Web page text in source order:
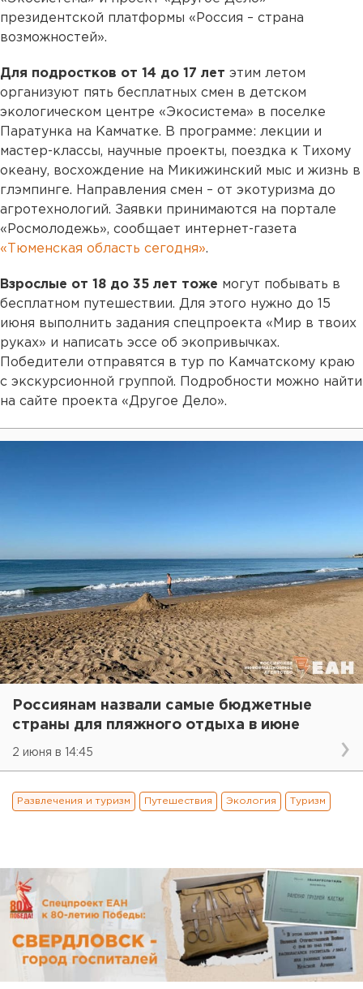
президентской платформы «Россия – страна
возможностей».
Для подростков от 14 до 17 лет этим летом
организуют пять бесплатных смен в детском
экологическом центре «Экосистема» в поселке
Паратунка на Камчатке. В программе: лекции и
мастер-классы, научные проекты, поездка к Тихому
океану, восхождение на Микижинский мыс и жизнь в
глэмпинге. Направления смен – от экотуризма до
агротехнологий. Заявки принимаются на портале
«Росмолодежь», сообщает интернет-газета
«Тюменская область сегодня».
Взрослые от 18 до 35 лет тоже могут побывать в
бесплатном путешествии. Для этого нужно до 15
июня выполнить задания спецпроекта «Мир в твоих
руках» и написать эссе об экопривычках.
Победители отправятся в тур по Камчатскому краю
с экскурсионной группой. Подробности можно найти
на сайте проекта «Другое Дело».
Россиянам назвали самые бюджетные
страны для пляжного отдыха в июне
2 июня в 14:45
Развлечения и туризм Путешествия Экология Туризм